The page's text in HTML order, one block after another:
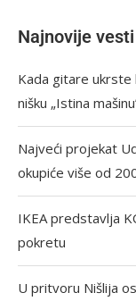
Najnovije vesti
Kada gitare ukrste
nišku „Istina
Najveći projekat
okupiće više od
IKEA predstavlja
pokretu
U pritvoru Nišlija